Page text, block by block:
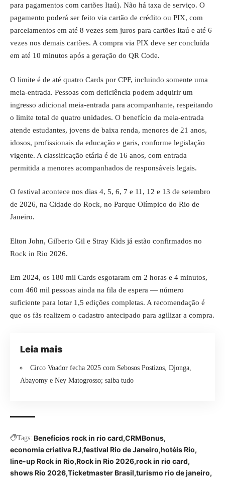
para pagamentos com cartões Itaú). Não há taxa de serviço. O
pagamento poderá ser feito via cartão de crédito ou PIX, com
parcelamentos em até 8 vezes sem juros para cartões Itaú e até 6
vezes nos demais cartões. A compra via PIX deve ser concluída
em até 10 minutos após a geração do QR Code.
O limite é de até quatro Cards por CPF, incluindo somente uma
meia-entrada. Pessoas com deficiência podem adquirir um
ingresso adicional meia-entrada para acompanhante, respeitando
o limite total de quatro unidades. O benefício da meia-entrada
atende estudantes, jovens de baixa renda, menores de 21 anos,
idosos, profissionais da educação e garis, conforme legislação
vigente. A classificação etária é de 16 anos, com entrada
permitida a menores acompanhados de responsáveis legais.
O festival acontece nos dias 4, 5, 6, 7 e 11, 12 e 13 de setembro
de 2026, na Cidade do Rock, no Parque Olímpico do Rio de
Janeiro.
Elton John, Gilberto Gil e Stray Kids já estão confirmados no
Rock in Rio 2026.
Em 2024, os 180 mil Cards esgotaram em 2 horas e 4 minutos,
com 460 mil pessoas ainda na fila de espera — número
suficiente para lotar 1,5 edições completas. A recomendação é
que os fãs realizem o cadastro antecipado para agilizar a compra.
Leia mais
Circo Voador fecha 2025 com Sebosos Postizos, Djonga,
Abayomy e Ney Matogrosso; saiba tudo
Tags: Benefícios rock in rio card CRMBonus
economia criativa RJ festival Rio de Janeiro hotéis Rio
line-up Rock in Rio Rock in Rio 2026 rock in rio card
shows Rio 2026 Ticketmaster Brasil turismo rio de janeiro